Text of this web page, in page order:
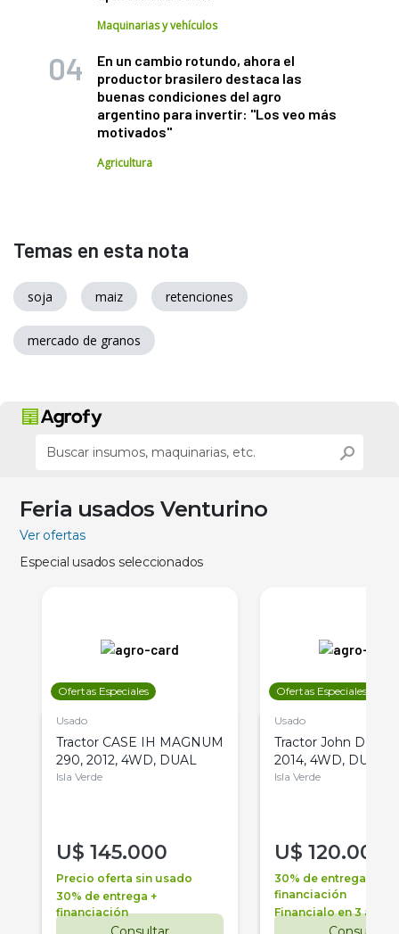
Maquinarias y vehículos
En un cambio rotundo, ahora el
productor brasilero destaca las
buenas condiciones del agro
argentino para invertir: "Los veo más
motivados"
Agricultura
Temas en esta nota
soja maiz retenciones
mercado de granos
Feria usados Venturino
Ver ofertas
Especial usados seleccionados
Ofertas Especiales
Usado
Tractor CASE IH MAGNUM
290, 2012, 4WD, DUAL
Isla Verde
U$ 145.000
Precio oferta sin usado
30% de entrega +
financiación
Ofertas Especiales
Usado
Tractor John Deere
2014, 4WD, DUAL
Isla Verde
U$ 120.000
30% de entrega +
financiación
Financialo en 3 años